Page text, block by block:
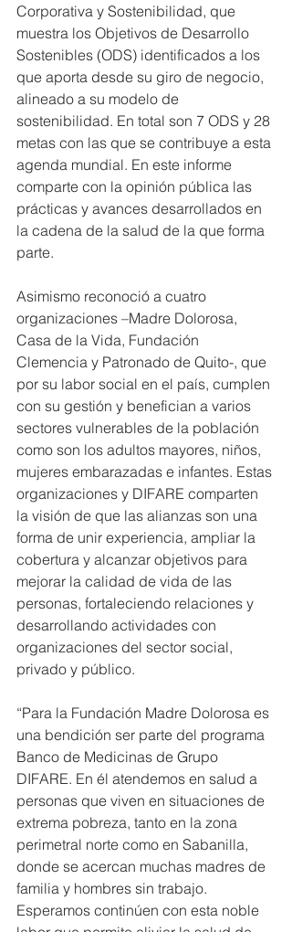
Corporativa y Sostenibilidad, que
muestra los Objetivos de Desarrollo
Sostenibles (ODS) identificados a los
que aporta desde su giro de negocio,
alineado a su modelo de
sostenibilidad. En total son 7 ODS y 28
metas con las que se contribuye a esta
agenda mundial. En este informe
comparte con la opinión pública las
prácticas y avances desarrollados en
la cadena de la salud de la que forma
parte.
Asimismo reconoció a cuatro
organizaciones –Madre Dolorosa,
Casa de la Vida, Fundación
Clemencia y Patronado de Quito-, que
por su labor social en el país, cumplen
con su gestión y benefician a varios
sectores vulnerables de la población
como son los adultos mayores, niños,
mujeres embarazadas e infantes. Estas
organizaciones y DIFARE comparten
la visión de que las alianzas son una
forma de unir experiencia, ampliar la
cobertura y alcanzar objetivos para
mejorar la calidad de vida de las
personas, fortaleciendo relaciones y
desarrollando actividades con
organizaciones del sector social,
privado y público.
“Para la Fundación Madre Dolorosa es
una bendición ser parte del programa
Banco de Medicinas de Grupo
DIFARE. En él atendemos en salud a
personas que viven en situaciones de
extrema pobreza, tanto en la zona
perimetral norte como en Sabanilla,
donde se acercan muchas madres de
familia y hombres sin trabajo.
Esperamos continúen con esta noble